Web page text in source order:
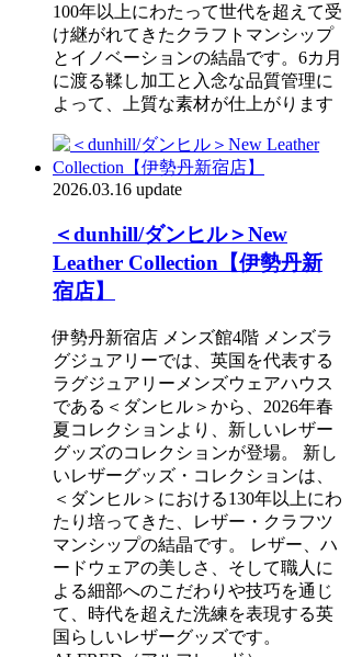
100年以上にわたって世代を超えて受
け継がれてきたクラフトマンシップ
とイノベーションの結晶です。6カ月
に渡る鞣し加工と入念な品質管理に
よって、上質な素材が仕上がります
2026.03.16 update
＜dunhill/ダンヒル＞New
Leather Collection【伊勢丹新
宿店】
伊勢丹新宿店 メンズ館4階 メンズラ
グジュアリーでは、英国を代表する
ラグジュアリーメンズウェアハウス
である＜ダンヒル＞から、2026年春
夏コレクションより、新しいレザー
グッズのコレクションが登場。 新し
いレザーグッズ・コレクションは、
＜ダンヒル＞における130年以上にわ
たり培ってきた、レザー・クラフツ
マンシップの結晶です。 レザー、ハ
ードウェアの美しさ、そして職人に
よる細部へのこだわりや技巧を通じ
て、時代を超えた洗練を表現する英
国らしいレザーグッズです。